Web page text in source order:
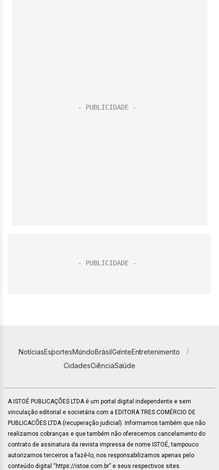
NotíciasEsportesMundoBrasilGenteEntretenimento
CidadesCiênciaSaúde
A ISTOÉ PUBLICAÇÕES LTDA é um portal digital independente e sem
vinculação editorial e societária com a EDITORA TRES COMÉRCIO DE
PUBLICACÕES LTDA (recuperação judicial). Informamos também que não
realizamos cobranças e que também não oferecemos cancelamento do
contrato de assinatura da revista impressa de nome ISTOÉ, tampouco
autorizamos terceiros a fazê-lo, nos responsabilizamos apenas pelo
conteúdo digital “https://istoe.com.br” e seus respectivos sites.